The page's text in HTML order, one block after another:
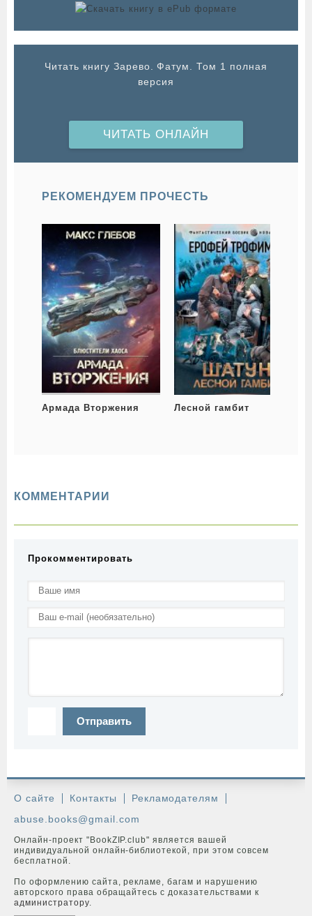
Читать книгу Зарево. Фатум. Том 1 полная
версия
ЧИТАТЬ ОНЛАЙН
РЕКОМЕНДУЕМ ПРОЧЕСТЬ
Армада Вторжения Лесной гамбит
КОММЕНТАРИИ
Прокомментировать
Отправить
О сайте Контакты
Рекламодателям
abuse.books@gmail.com
Онлайн-проект "BookZIP.club" является вашей
индивидуальной онлайн-библиотекой, при этом совсем
бесплатной.
По оформлению сайта, рекламе, багам и нарушению
авторского права обращайтесь с доказательствами к
администратору.